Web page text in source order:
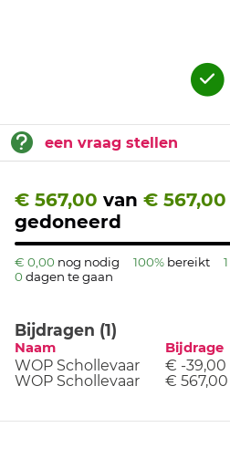
een vraag stellen
€ 567,00 van € 567,00
gedoneerd
€ 0,00 nog nodig 100% bereikt 1
0 dagen te gaan
Bijdragen (1)
Naam Bijdrage
WOP Schollevaar € -39,00
WOP Schollevaar
€ 567,00